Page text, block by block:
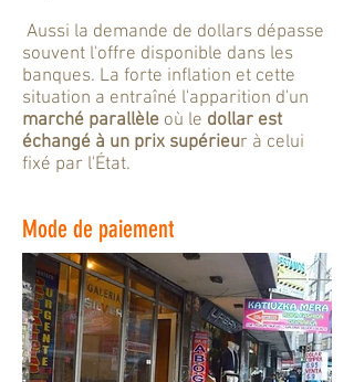
Aussi la demande de dollars dépasse
souvent l'offre disponible dans les
banques. La forte inflation et cette
situation a entraîné l'apparition d'un
marché parallèle où le dollar est
échangé à un prix supérieur à celui
fixé par l'État.
Mode de paiement